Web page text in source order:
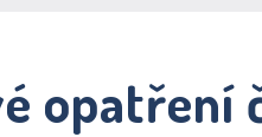
opatření